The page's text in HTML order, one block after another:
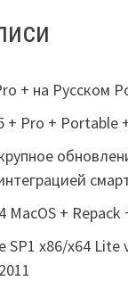
+ на Русском
+ Pro + Portable
MacOS +
x86/x64 Lite